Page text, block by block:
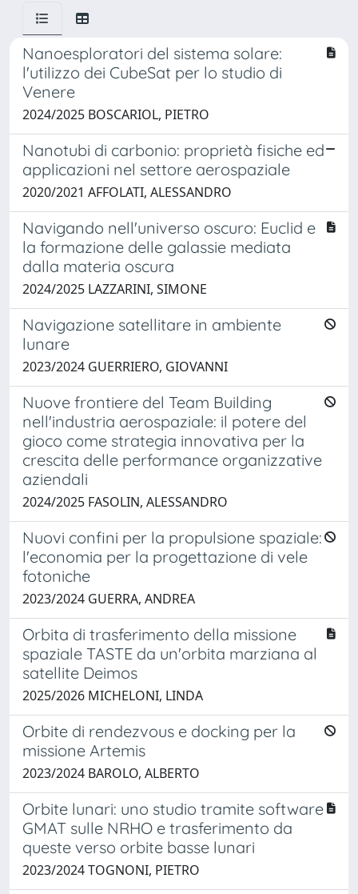
Nanoesploratori del sistema solare:
l'utilizzo dei CubeSat per lo studio di
Venere
2024/2025 BOSCARIOL, PIETRO
Nanotubi di carbonio: proprietà fisiche ed
applicazioni nel settore aerospaziale
2020/2021 AFFOLATI, ALESSANDRO
Navigando nell'universo oscuro: Euclid e
la formazione delle galassie mediata
dalla materia oscura
2024/2025 LAZZARINI, SIMONE
Navigazione satellitare in ambiente
lunare
2023/2024 GUERRIERO, GIOVANNI
Nuove frontiere del Team Building
nell'industria aerospaziale: il potere del
gioco come strategia innovativa per la
crescita delle performance organizzative
aziendali
2024/2025 FASOLIN, ALESSANDRO
Nuovi confini per la propulsione spaziale:
l'economia per la progettazione di vele
fotoniche
2023/2024 GUERRA, ANDREA
Orbita di trasferimento della missione
spaziale TASTE da un'orbita marziana al
satellite Deimos
2025/2026 MICHELONI, LINDA
Orbite di rendezvous e docking per la
missione Artemis
2023/2024 BAROLO, ALBERTO
Orbite lunari: uno studio tramite software
GMAT sulle NRHO e trasferimento da
queste verso orbite basse lunari
2023/2024 TOGNONI, PIETRO